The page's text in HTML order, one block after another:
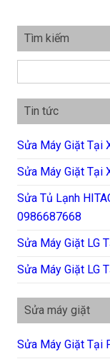
Tìm kiếm
Tin tức
Sửa Máy Giặt Tại
Sửa Máy Giặt Tại
Sửa Tủ Lạnh
0986687668
Sửa Máy Giặt LG
Sửa Máy Giặt LG
Sửa máy giặt
Sửa Máy Giặt Tại